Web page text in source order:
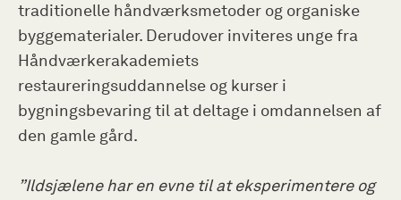
traditionelle håndværksmetoder og organiske
byggematerialer. Derudover inviteres unge fra
Håndværkerakademiets
restaureringsuddannelse og kurser i
bygningsbevaring til at deltage i omdannelsen af
den gamle gård.
”Ildsjælene har en evne til at eksperimentere og